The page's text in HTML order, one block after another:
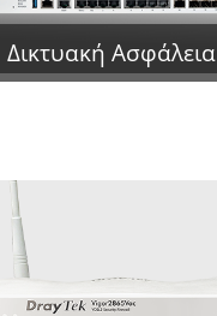
Δικτυακή Ασφάλεια